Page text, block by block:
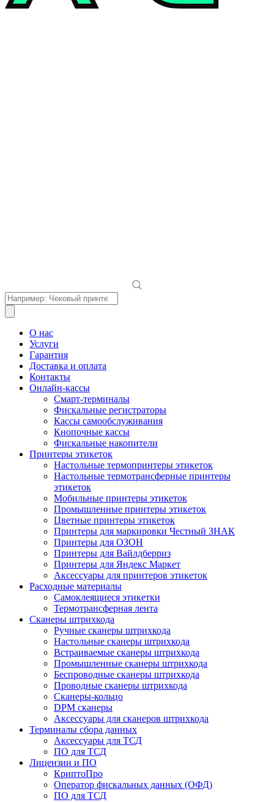
Поиск
товаров
О нас
Услуги
Гарантия
Доставка и оплата
Контакты
Онлайн-кассы
Смарт-терминалы
Фискальные регистраторы
Кассы самообслуживания
Кнопочные кассы
Фискальные накопители
Принтеры этикеток
Настольные термопринтеры этикеток
Настольные термотрансферные принтеры
этикеток
Мобильные принтеры этикеток
Промышленные принтеры этикеток
Цветные принтеры этикеток
Принтеры для маркировки Честный ЗНАК
Принтеры для ОЗОН
Принтеры для Вайлдберриз
Принтеры для Яндекс Маркет
Аксессуары для принтеров этикеток
Расходные материалы
Самоклеящиеся этикетки
Термотрансферная лента
Сканеры штрихкода
Ручные сканеры штрихкода
Настольные сканеры штрихкода
Встраиваемые сканеры штрихкода
Промышленные сканеры штрихкода
Беспроводные сканеры штрихкода
Проводные сканеры штрихкода
Сканеры-кольцо
DPM сканеры
Аксессуары для сканеров штрихкода
Терминалы сбора данных
Аксессуары для ТСД
ПО для ТСД
Лицензии и ПО
КриптоПро
Оператор фискальных данных (ОФД)
ПО для ТСД